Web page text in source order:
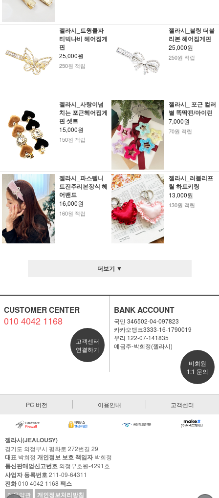
젤라시_트윙클파
티빅나비 헤어집게
핀
25,000원
250원 적립
젤라시_블링 더블
리본 헤어집게핀
25,000원
250원 적립
젤라시_사랑이넘
치는 포근헤어집게
핀 셋트
15,000원
150원 적립
젤라시_ 포근 컬러
별 똑딱핀/아이린
7,000원
70원 적립
젤라시_파스텔니
트진주리본장식 헤
어밴드
16,000원
160원 적립
젤라시_러블리프
릴 하트키링
13,000원
130원 적립
더보기 ▼
CUSTOMER CENTER
010 4042 1168
고객센터
연결하기
BANK ACCOUNT
국민 346502-04-097823
카카오뱅크3333-16-1790019
우리 122-07-141835
예금주-박희정(젤라시)
비회원
1:1 문의
PC 버전 이용안내 고객센터
젤라시(JEALOUSY)
경기도 의정부시 평화로 272번길 29
대표 박희정 개인정보 보호 책임자박희정
통신판매업신고번호 의정부호원-4291호
사업자 등록번호211-09-64311
전화010 4042 1168 팩스
이용약관 개인정보처리방침